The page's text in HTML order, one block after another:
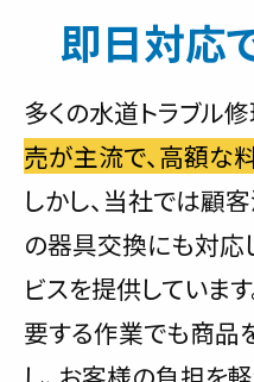
即日対応
多くの水道トラブル
売が主流で、高額な
しかし、当社では顧
の器具交換にも対応
ビスを提供していま
要する作業でも商品